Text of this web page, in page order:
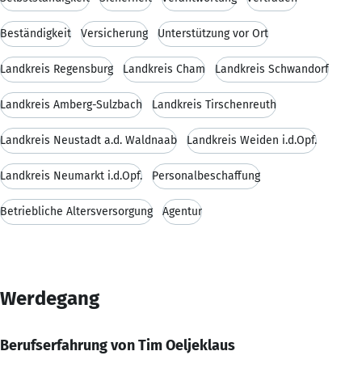
Beständigkeit Versicherung Unterstützung vor Ort
Landkreis Regensburg Landkreis Cham Landkreis Schwandorf
Landkreis Amberg-Sulzbach Landkreis Tirschenreuth
Landkreis Neustadt a.d. Waldnaab Landkreis Weiden i.d.Opf.
Landkreis Neumarkt i.d.Opf. Personalbeschaffung
Betriebliche Altersversorgung Agentur
Werdegang
Berufserfahrung von Tim Oeljeklaus